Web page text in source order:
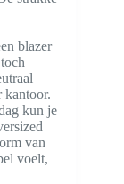
blazer
kantoor.
kun je
van
voelt,